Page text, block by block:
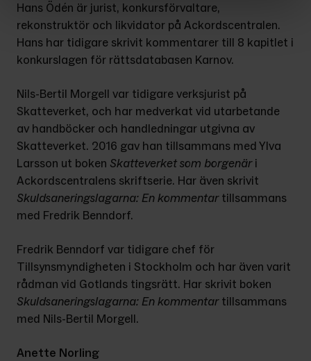
Hans Ödén är jurist, konkursförvaltare,
rekonstruktör och likvidator på Ackordscentralen.
Hans har tidigare skrivit kommentarer till 8 kapitlet i
konkurslagen för rättsdatabasen Karnov.
Nils-Bertil Morgell var tidigare verksjurist på
Skatteverket, och har medverkat vid utarbetande
av handböcker och handledningar utgivna av
Skatteverket. 2016 gav han tillsammans med Ylva
Larsson ut boken Skatteverket som borgenär i
Skuldsaneringslagarna: En kommentar tillsammans
med Fredrik Benndorf.
Fredrik Benndorf var tidigare chef för
Tillsynsmyndigheten i Stockholm och har även varit
Skuldsaneringslagarna: En kommentar tillsammans
med Nils-Bertil Morgell.
Anette Norling